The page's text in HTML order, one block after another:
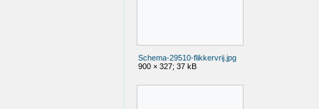
Schema-29510-flikkervrij.jpg
900 × 327; 37 kB